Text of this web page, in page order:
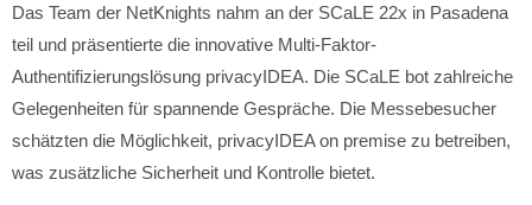
Das Team der NetKnights nahm an der SCaLE 22x in Pasadena
teil und präsentierte die innovative Multi-Faktor-
Authentifizierungslösung privacyIDEA. Die SCaLE bot zahlreiche
Gelegenheiten für spannende Gespräche. Die Messebesucher
schätzten die Möglichkeit, privacyIDEA on premise zu betreiben,
was zusätzliche Sicherheit und Kontrolle bietet.